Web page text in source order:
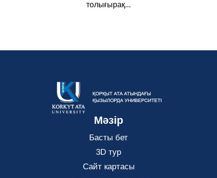
толығырақ...
Мәзір
Басты бет
3D тур
Сайт картасы